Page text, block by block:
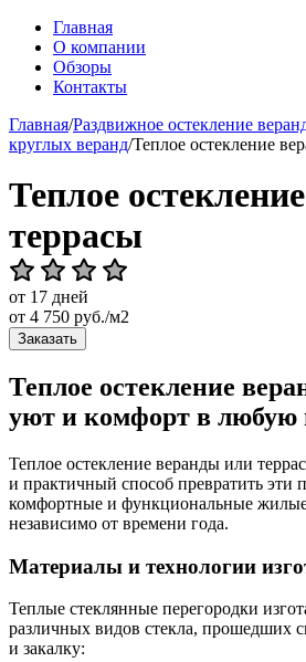
Главная
О компании
Обзоры
Контакты
Главная/Раздвижное остекление
круглых веранд/Теплое остекление
Теплое
террасы
от 17 дней
от 4 750 руб./м2
Заказать
Теплое остекление
уют и комфорт в любую
Теплое остекление веранды или
и практичный способ превратить эти
комфортные и функциональные жилые
независимо от времени года.
Материалы и технологии
Теплые стеклянные перегородки
различных видов стекла, прошедших
и закалку: